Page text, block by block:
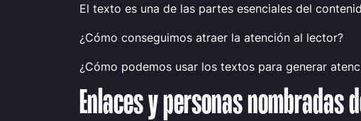
El texto es una de las partes esenciales del
¿Cómo conseguimos atraer la atención al lector?
¿Cómo podemos usar los textos para generar
Enlaces y personas nombradas